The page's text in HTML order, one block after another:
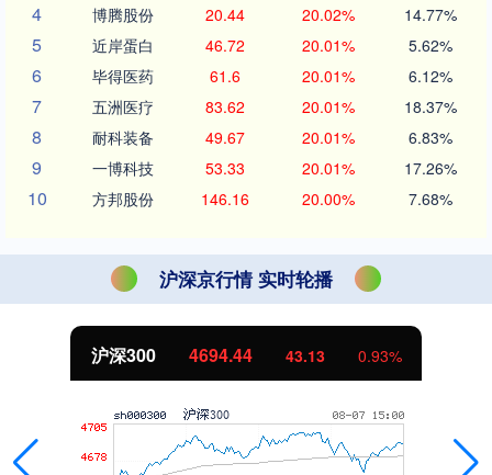
4 博腾股份 20.44 20.02% 14.77%
5 近岸蛋白 46.72 20.01% 5.62%
6 毕得医药 61.6 20.01% 6.12%
7 五洲医疗 83.62 20.01% 18.37%
8 耐科装备 49.67 20.01% 6.83%
9 一博科技 53.33 20.01% 17.26%
10 方邦股份 146.16 20.00% 7.68%
沪深京行情 实时轮播
沪深300 4694.44 43.13 0.93%